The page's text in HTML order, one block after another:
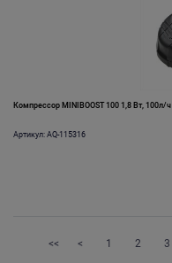
Компрессор MINIBOOST 100 1,8 Вт, 100л/ч
Артикул: AQ-115316
<< < 1 2 3